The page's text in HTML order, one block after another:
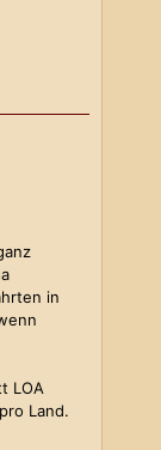
in
LOA
Land.